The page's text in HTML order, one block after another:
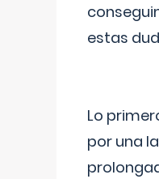
estas
Lo
por una